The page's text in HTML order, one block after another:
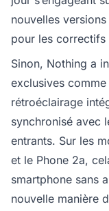
nouvelles
pour les correctifs
Sinon, Nothing a
exclusives
rétroéclairage
synchronisé avec
entrants. Sur les
et le Phone 2a,
smartphone sans
nouvelle manière